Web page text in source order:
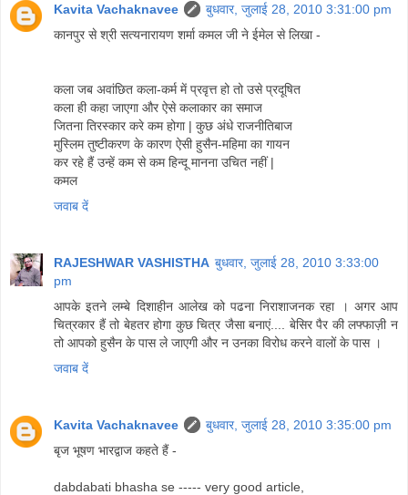
Kavita Vachaknavee
बुधवार, जुलाई 28, 2010 3:31:00 pm
कानपुर से श्री सत्यनारायण शर्मा कमल जी ने ईमेल से लिखा -
कला जब अवांछित कला-कर्म में प्रवृत्त हो तो उसे प्रदूषित
कला ही कहा जाएगा और ऐसे कलाकार का समाज
जितना तिरस्कार करे कम होगा | कुछ अंधे राजनीतिबाज
मुस्लिम तुष्टीकरण के कारण ऐसी हुसैन-महिमा का गायन
कर रहे हैं उन्हें कम से कम हिन्दू मानना उचित नहीं |
कमल
जवाब दें
RAJESHWAR VASHISTHA बुधवार, जुलाई 28, 2010 3:33:00
pm
आपके इतने लम्बे दिशाहीन आलेख को पढना निराशाजनक रहा । अगर आप
चित्रकार हैं तो बेहतर होगा कुछ चित्र जैसा बनाएं.... बेसिर पैर की लफ्फाज़ी न
तो आपको हुसैन के पास ले जाएगी और न उनका विरोध करने वालों के पास ।
जवाब दें
Kavita Vachaknavee
बुधवार, जुलाई 28, 2010 3:35:00 pm
बृज भूषण भारद्वाज कहते हैं -
dabdabati bhasha se ----- very good article,